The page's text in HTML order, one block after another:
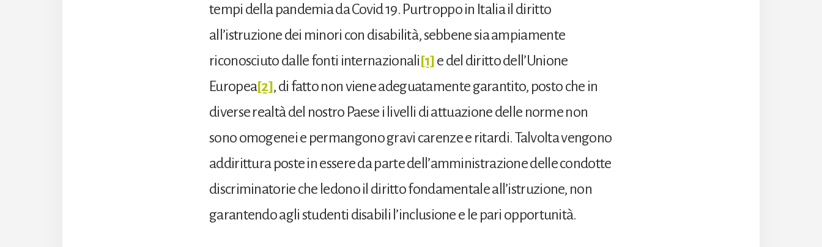
tempi della pandemia da Covid 19. Purtroppo in Italia il diritto
all’istruzione dei minori con disabilità, sebbene sia ampiamente
riconosciuto dalle fonti internazionali[1]e del diritto dell’Unione
Europea[2], di fatto non viene adeguatamente garantito, posto che in
diverse realtà del nostro Paese i livelli di attuazione delle norme non
sono omogenei e permangono gravi carenze e ritardi. Talvolta vengono
addirittura poste in essere da parte dell’amministrazione delle condotte
discriminatorie che ledono il diritto fondamentale all’istruzione, non
garantendo agli studenti disabili l’inclusione e le pari opportunità.